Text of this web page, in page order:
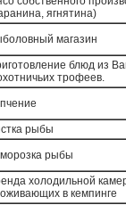
ягнятина)
магазин
блюд из
трофеев.
рыбы
рыбы
холодильной
в кемпинге